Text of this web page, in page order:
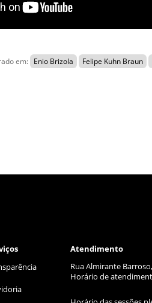
em: Enio Brizola Felipe Kuhn Braun
Atendimento
Rua Almirante
Horário de